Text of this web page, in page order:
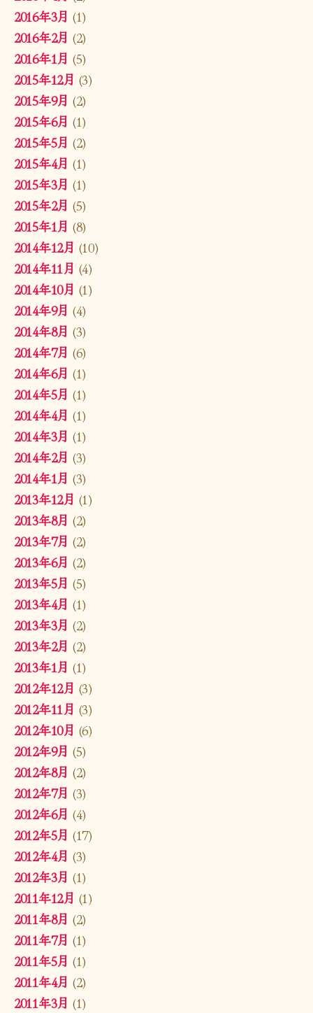
2016年3月 (1)
2016年2月 (2)
2016年1月 (5)
2015年12月 (3)
2015年9月 (2)
2015年6月 (1)
2015年5月 (2)
2015年4月 (1)
2015年3月 (1)
2015年2月 (5)
2015年1月 (8)
2014年12月 (10)
2014年11月 (4)
2014年10月 (1)
2014年9月 (4)
2014年8月 (3)
2014年7月 (6)
2014年6月 (1)
2014年5月 (1)
2014年4月 (1)
2014年3月 (1)
2014年2月 (3)
2014年1月 (3)
2013年12月 (1)
2013年8月 (2)
2013年7月 (2)
2013年6月 (2)
2013年5月 (5)
2013年4月 (1)
2013年3月 (2)
2013年2月 (2)
2013年1月 (1)
2012年12月 (3)
2012年11月 (3)
2012年10月 (6)
2012年9月 (5)
2012年8月 (2)
2012年7月 (3)
2012年6月 (4)
2012年5月 (17)
2012年4月 (3)
2012年3月 (1)
2011年12月 (1)
2011年8月 (2)
2011年7月 (1)
2011年5月 (1)
2011年4月 (2)
2011年3月 (1)